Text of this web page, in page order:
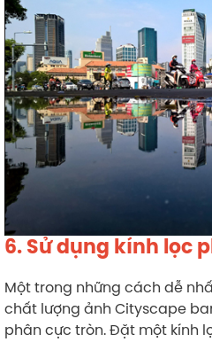
6. Sử dụng kính lọc
Một trong những cách dễ
chất lượng ảnh Cityscape
phân cực tròn. Đặt một kính